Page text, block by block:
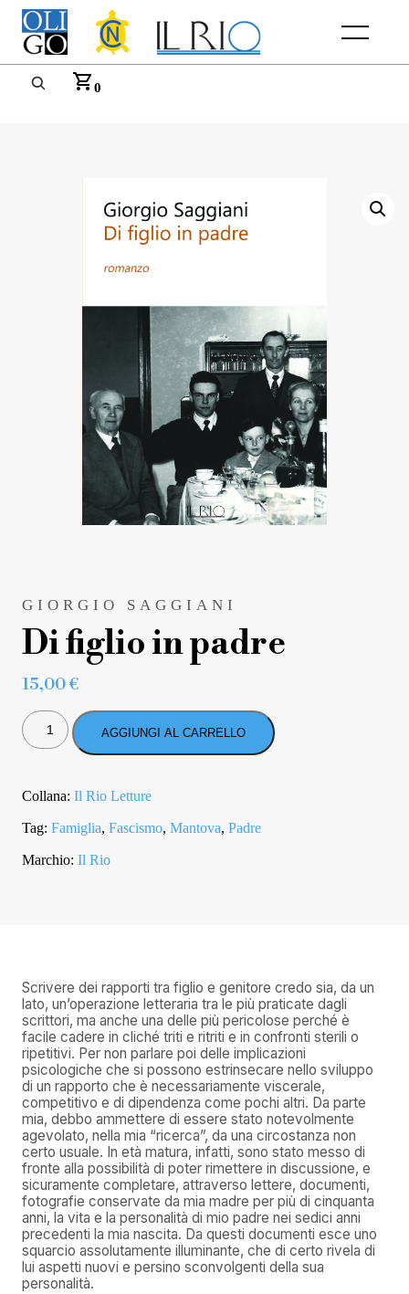
Menu
0
GIORGIO SAGGIANI
Di figlio in padre
15,00€
DI
FIGLIO
IN
AGGIUNGI AL CARRELLO
Collana: Il Rio Letture
Tag: Famiglia, Fascismo, Mantova, Padre
Marchio: Il Rio
Scrivere dei rapporti tra figlio e genitore credo sia, da un
lato, un’operazione letteraria tra le più praticate dagli
scrittori, ma anche una delle più pericolose perché è
facile cadere in cliché triti e ritriti e in confronti sterili o
ripetitivi. Per non parlare poi delle implicazioni
psicologiche che si possono estrinsecare nello sviluppo
di un rapporto che è necessariamente viscerale,
competitivo e di dipendenza come pochi altri. Da parte
mia, debbo ammettere di essere stato notevolmente
agevolato, nella mia “ricerca”, da una circostanza non
certo usuale. In età matura, infatti, sono stato messo di
fronte alla possibilità di poter rimettere in discussione, e
sicuramente completare, attraverso lettere, documenti,
fotografie conservate da mia madre per più di cinquanta
anni, la vita e la personalità di mio padre nei sedici anni
precedenti la mia nascita. Da questi documenti esce uno
squarcio assolutamente illuminante, che di certo rivela di
lui aspetti nuovi e persino sconvolgenti della sua
personalità.